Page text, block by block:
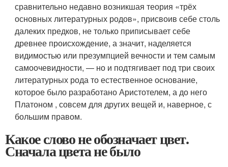
сравнительно недавно возникшая теория «трёх
основных литературных родов», присвоив себе столь
далеких предков, не только приписывает себе
древнее происхождение, а значит, наделяется
видимостью или презумпцией вечности и тем самым
самоочевидности, — но и подтягивает под три своих
литературных рода то естественное основание,
которое было разработано Аристотелем, а до него
Платоном , совсем для других вещей и, наверное, с
большим правом.
Какое слово не обозначает цвет.
Сначала цвета не было